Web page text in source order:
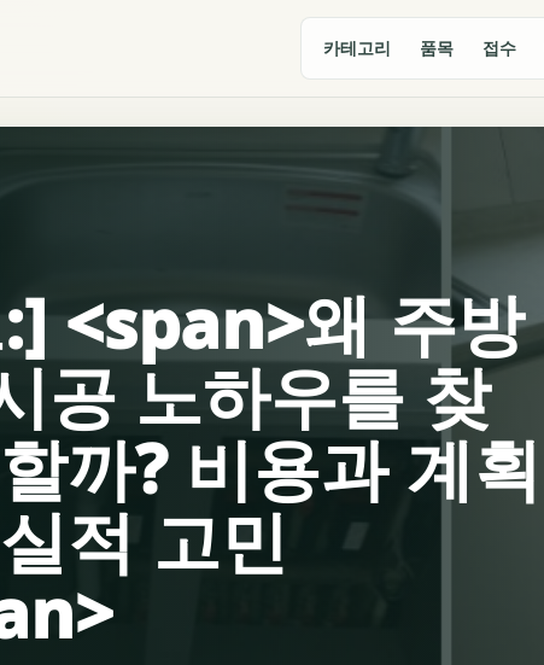
카테고리 품목 접수
<span>왜 주방
공 노하우를 찾
까? 비용과 계획
적 고민